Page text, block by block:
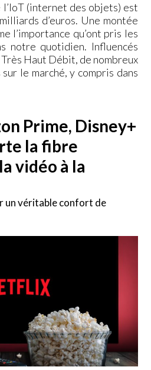
l’IoT (internet des objets) est
d’euros. Une montée
l’importance qu’ont pris les
notre quotidien. Influencés
Haut Débit, de nombreux
le marché, y compris dans
Prime, Disney+
la fibre
vidéo à la
un véritable confort de